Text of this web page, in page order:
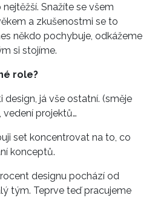
Snažíte se všem
a zkušenostmi se to
někdo pochybuje, odkážeme
si stojíme.
role?
design, já vše ostatní. (směje
vedení projektů…
set koncentrovat na to, co
konceptů.
designu pochází od
tým. Teprve teď pracujeme